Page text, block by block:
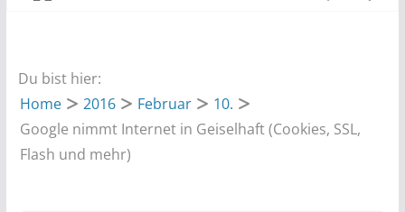
Du bist hier:
Home
2016 Februar
10.
Google nimmt Internet in Geiselhaft (Cookies, SSL,
Flash und mehr)